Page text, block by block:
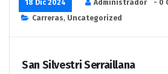
18 Dic 2024 Administrador
- 0
Carreras, Uncategorized
San Silvestri Serraillana